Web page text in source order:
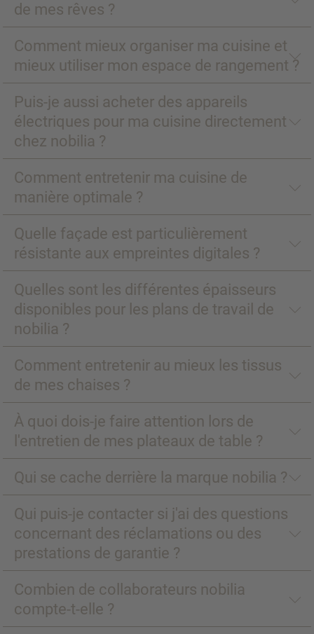
de mes rêves ?
Comment mieux organiser ma cuisine et
mieux utiliser mon espace de rangement ?
Puis-je aussi acheter des appareils
électriques pour ma cuisine directement
chez nobilia ?
Comment entretenir ma cuisine de
manière optimale ?
Quelle façade est particulièrement
résistante aux empreintes digitales ?
Quelles sont les différentes épaisseurs
disponibles pour les plans de travail de
nobilia ?
Comment entretenir au mieux les tissus
de mes chaises ?
À quoi dois-je faire attention lors de
l'entretien de mes plateaux de table ?
Qui se cache derrière la marque nobilia ?
Qui puis-je contacter si j'ai des questions
concernant des réclamations ou des
prestations de garantie ?
Combien de collaborateurs nobilia
compte-t-elle ?